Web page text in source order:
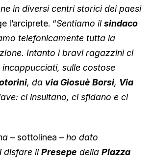
in diversi centri storici dei paesi
l’arciprete. “Sentiamo ilsindaco
telefonicamente tutta la
Intanto i bravi ragazzini ci
sulle costose
, da via Giosuè Borsi, Via
ci insultano, ci sfidano e ci
– sottolinea – ho dato
disfare ilPresepe della Piazza